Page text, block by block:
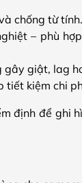
chống từ tính.
– phù
giật, lag
tiết kiệm chi
định để